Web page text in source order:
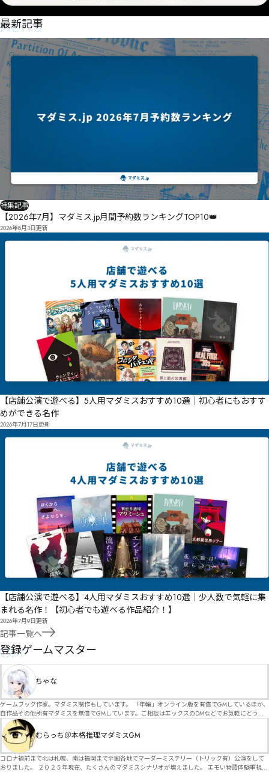
聅㎓㎏梿㍓㍰㍯㎌岈㍙㌏樎抛㌑㎹㐅㏚㎷㐈㏆圤㎪跆㎙儥㍮㎇㍪㎨萘㍭㍦㎆㎕㍩㎑㎑㎋㎈⍐㌭摋搠敔㎚
NEWS
最新記事
特集記事
【2026年7月】マダミス.jp月間予約数ランキングTOP10👑
2026年8月3日更新
【店舗公演で遊べる】5人用マダミスおすすめ10選｜初心者にもおすす
めができる名作
2026年7月17日更新
【店舗公演で遊べる】4人用マダミスおすすめ10選｜少人数で気軽に集
まれる名作！【初心者でも遊べる作品紹介！】
2026年7月9日更新
記事一覧へ
GM
登録ゲームマスター
ちゃな
ゲームブック作家。マダミス制作もしています。 「年輪」オンライン版を有償でGMしているほか、
自作品その他所有マダミスを無償でGMしています。ご相談はエックスのDMなどでお気軽にどう
ぞ。
むらっち＠本格推理マダミスGM
コロナ禍前まで北は札幌、南は福岡まで全国各地でマーダーミステリー（トリック有）公演をして
おりました。 ２０２５年現在、たくさんのマダミスシナリオが増えました。 エモい物語体験重視の